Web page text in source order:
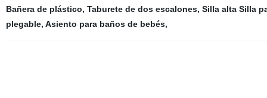
Bañera de plástico, Taburete de dos escalones, Silla alta Silla
plegable, Asiento para baños de bebés,